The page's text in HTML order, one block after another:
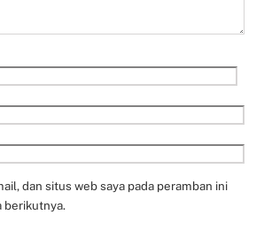
dan situs web saya pada peramban ini
berikutnya.